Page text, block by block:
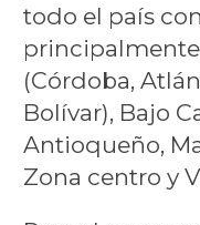
todo el país
(Córdoba,
Bolívar), Bajo
Antioqueño,
Zona centro y